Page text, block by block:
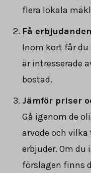
flera lokala
Få
Inom kort får du
är intresserade
bostad.
Jämför priser
Gå igenom de
arvode och
erbjuder. Om
förslagen finns